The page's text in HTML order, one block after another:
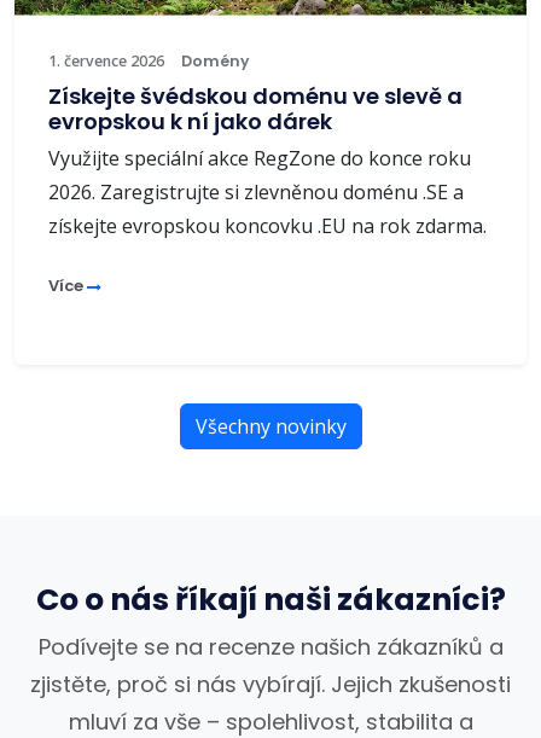
1. července 2026 Domény
Získejte švédskou doménu ve slevě a
evropskou k ní jako dárek
Využijte speciální akce RegZone do konce roku
2026. Zaregistrujte si zlevněnou doménu .SE a
získejte evropskou koncovku .EU na rok zdarma.
Více
Všechny novinky
Co o nás říkají naši zákazníci?
Podívejte se na recenze našich zákazníků a
zjistěte, proč si nás vybírají. Jejich zkušenosti
mluví za vše – spolehlivost, stabilita a